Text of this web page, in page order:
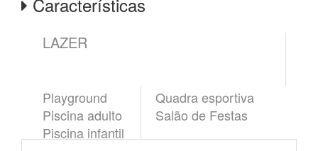
LAZER
Playground
Piscina adulto
Piscina infantil
Quadra esportiva
Salão de Festas